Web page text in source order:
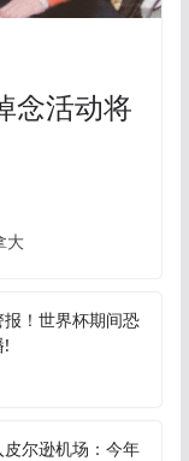
念活动将
大
！世界杯期间恐
!
尔逊机场：今年